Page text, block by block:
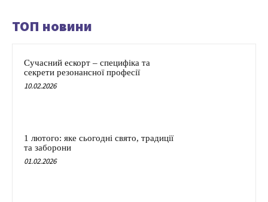
ТОП новини
Сучасний ескорт – специфіка та
секрети резонансної професії
10.02.2026
1 лютого: яке сьогодні свято, традиції
та заборони
01.02.2026